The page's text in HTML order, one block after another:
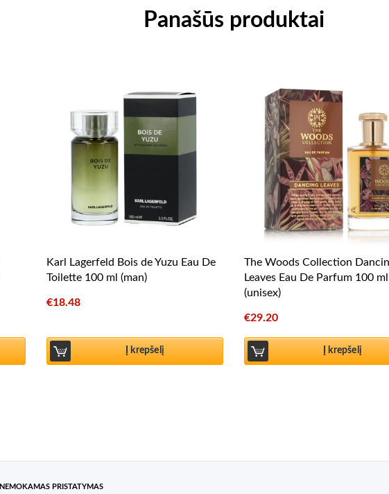
Panašūs produktai
Karl Lagerfeld Bois de Yuzu Eau De
Toilette 100 ml (man)
€18.48
Į krepšelį
The Woods Collection
Leaves Eau De Parfum 100 ml
(unisex)
€29.20
Į krepšelį
NEMOKAMAS PRISTATYMAS